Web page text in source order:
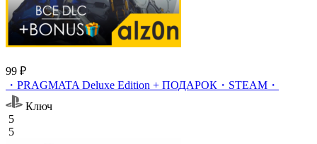
99 ₽
・PRAGMATA Deluxe Edition + ПОДАРОК・STEAM・
Ключ
5
5